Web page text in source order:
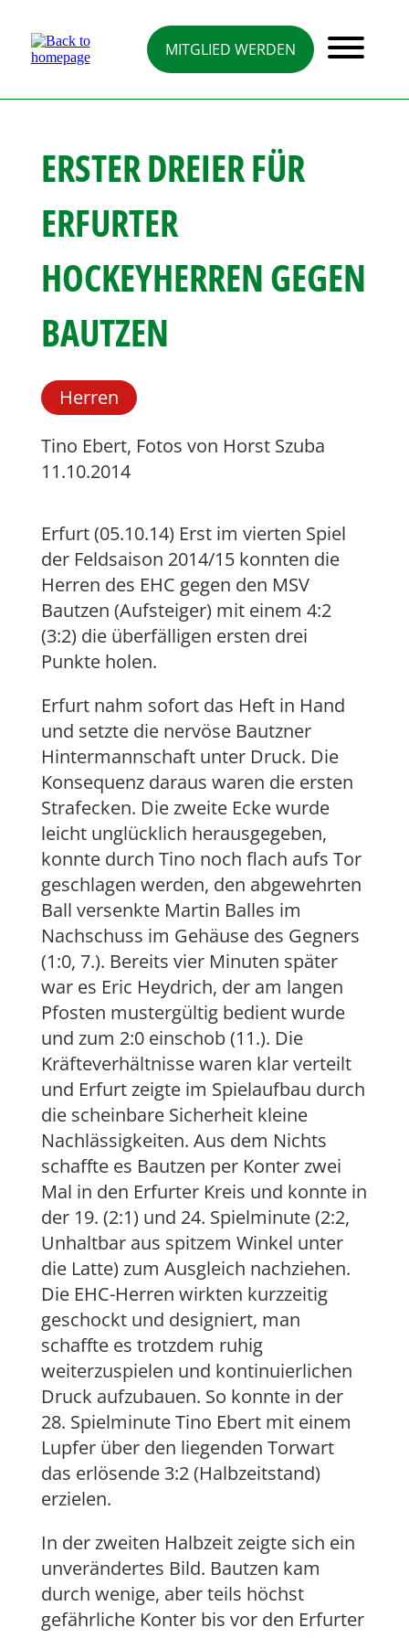
MITGLIED WERDEN
ERSTER DREIER FÜR
ERFURTER
HOCKEYHERREN GEGEN
BAUTZEN
Herren
Tino Ebert, Fotos von Horst Szuba
11.10.2014
Erfurt (05.10.14) Erst im vierten Spiel
der Feldsaison 2014/15 konnten die
Herren des EHC gegen den MSV
Bautzen (Aufsteiger) mit einem 4:2
(3:2) die überfälligen ersten drei
Punkte holen.
Erfurt nahm sofort das Heft in Hand
und setzte die nervöse Bautzner
Hintermannschaft unter Druck. Die
Konsequenz daraus waren die ersten
Strafecken. Die zweite Ecke wurde
leicht unglücklich herausgegeben,
konnte durch Tino noch flach aufs Tor
geschlagen werden, den abgewehrten
Ball versenkte Martin Balles im
Nachschuss im Gehäuse des Gegners
(1:0, 7.). Bereits vier Minuten später
war es Eric Heydrich, der am langen
Pfosten mustergültig bedient wurde
und zum 2:0 einschob (11.). Die
Kräfteverhältnisse waren klar verteilt
und Erfurt zeigte im Spielaufbau durch
die scheinbare Sicherheit kleine
Nachlässigkeiten. Aus dem Nichts
schaffte es Bautzen per Konter zwei
Mal in den Erfurter Kreis und konnte in
der 19. (2:1) und 24. Spielminute (2:2,
Unhaltbar aus spitzem Winkel unter
die Latte) zum Ausgleich nachziehen.
Die EHC-Herren wirkten kurzzeitig
geschockt und designiert, man
schaffte es trotzdem ruhig
weiterzuspielen und kontinuierlichen
Druck aufzubauen. So konnte in der
28. Spielminute Tino Ebert mit einem
Lupfer über den liegenden Torwart
das erlösende 3:2 (Halbzeitstand)
erzielen.
In der zweiten Halbzeit zeigte sich ein
unverändertes Bild. Bautzen kam
durch wenige, aber teils höchst
gefährliche Konter bis vor den Erfurter